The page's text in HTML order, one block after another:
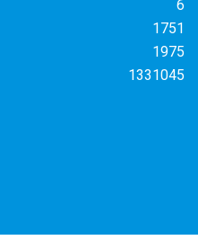
6
1751
1975
1331045